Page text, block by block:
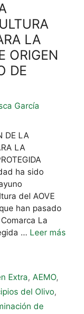
LA
ORIGEN
DE
García
DE LA
LA
ha sido
del AOVE
han pasado
La
… Leer más
Extra, AEMO,
del Olivo,
de